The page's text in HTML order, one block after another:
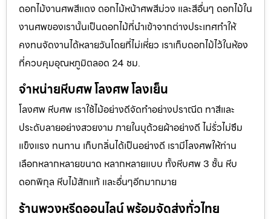
ดอกไม้งานศพสีแดง ดอกไม้หน้าศพสีม่วง และสีอื่นๆ ดอกไม้ใน
งานศพของเรานั้นเป็นดอกไม้ที่นำเข้าจากต่างประเทศทำให้
คงทนจัดงานได้หลายวันโดยที่ไม่เหี่ยว เราเก็บดอกไม้ไว้ในห้อง
ที่ควบคุมอุณหภูมิตลอด 24 ชม.
จำหน่ายหีบศพ โลงศพ โลงเย็น
โลงศพ หีบศพ เราใช้ไม้อย่างดีจัดทำอย่างปราณีต ทาสีและ
ประดับลายอย่างสวยงาม ภายในบุด้วยผ้าอย่างดี ไม่รั่วไม่ซึม
แข็งแรง ทนทาน เก็บกลิ่นได้เป็นอย่างดี เรามีโลงศพให้ท่าน
เลือกหลากหลายขนาด หลากหลายแบบ ทั้งหีบศพ 3 ชั้น หีบ
ดอกพิกุล หีบไม้สักแท้ และอื่นๆอีกมากมาย
ร้านพวงหรีดออนไลน์ พร้อมจัดส่งทั่วไทย